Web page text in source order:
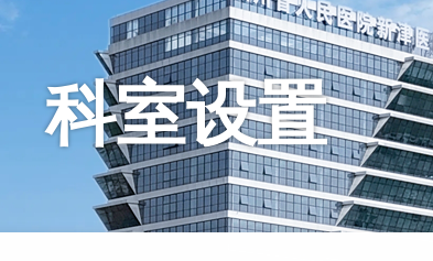
科室设置